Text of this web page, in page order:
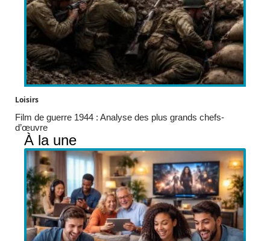
Loisirs
Film de guerre 1944 : Analyse des plus grands chefs-
d’œuvre
À la une